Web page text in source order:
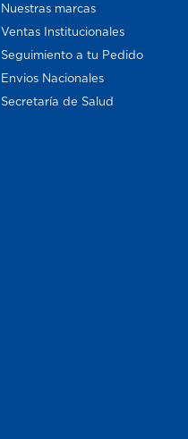
Nuestras marcas
Ventas Institucionales
Seguimiento a tu Pedido
Envios Nacionales
Secretaría de Salud